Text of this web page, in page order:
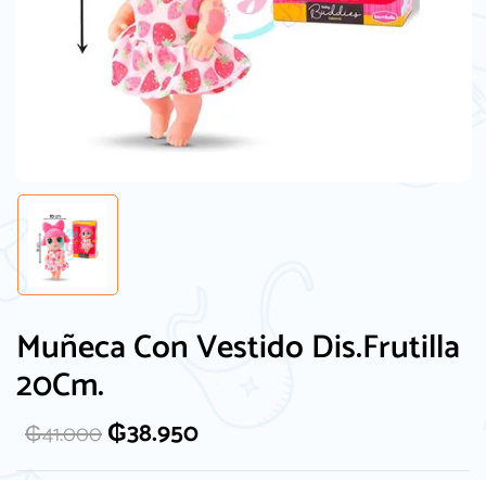
Muñeca Con Vestido Dis.Frutilla
20Cm.
₲41.000₲38.950
web en este navegador para la próxima